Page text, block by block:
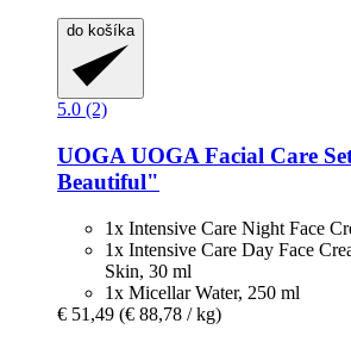
do košíka
5.0 (2)
UOGA UOGA Facial Care
Beautiful"
1x Intensive Care Night Face
1x Intensive Care Day Face
Skin, 30 ml
1x Micellar Water, 250 ml
€ 51,49 (€ 88,78 / kg)